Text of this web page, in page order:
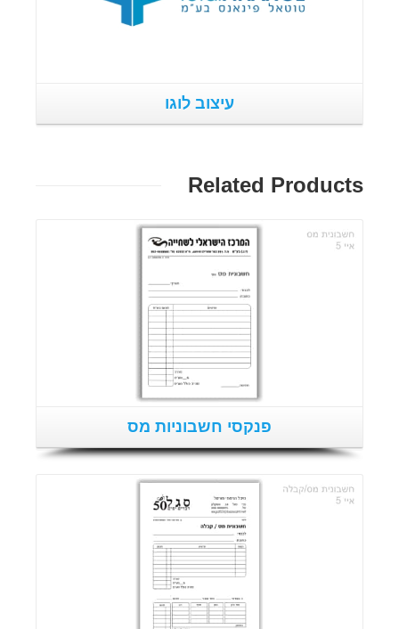
עיצוב לוגו
Related Products
פנקסי חשבוניות מס